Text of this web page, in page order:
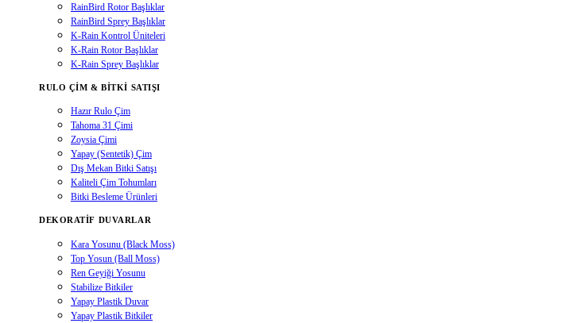
RainBird Rotor Başlıklar
RainBird Sprey Başlıklar
K-Rain Kontrol Üniteleri
K-Rain Rotor Başlıklar
K-Rain Sprey Başlıklar
RULO ÇIM & BITKI SATIŞI
Hazır Rulo Çim
Tahoma 31 Çimi
Zoysia Çimi
Yapay (Sentetik) Çim
Dış Mekan Bitki Satışı
Kaliteli Çim Tohumları
Bitki Besleme Ürünleri
DEKORATIF DUVARLAR
Kara Yosunu (Black Moss)
Top Yosun (Ball Moss)
Ren Geyiği Yosunu
Stabilize Bitkiler
Yapay Plastik Duvar
Yapay Plastik Bitkiler